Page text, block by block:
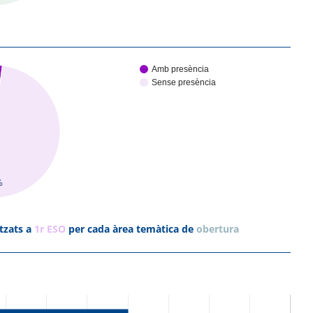
Amb presència
Sense presència
a 1r ESO per cada àrea temàtica de obertura